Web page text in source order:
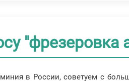
в России, советуем с